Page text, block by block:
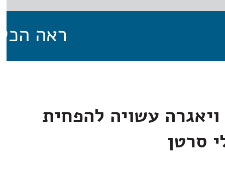
ראה
עשויה להפחית
סרטן